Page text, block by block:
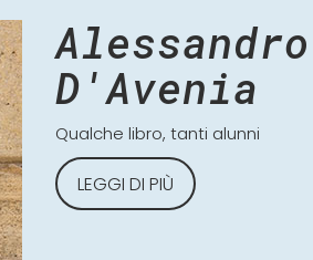
Alessandro
D'Avenia
Qualche libro, tanti alunni
LEGGI DI PIÙ